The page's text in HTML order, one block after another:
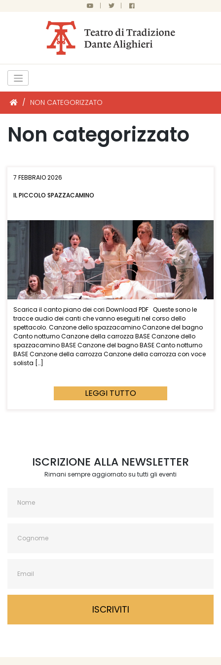
| |
/ NON CATEGORIZZATO
Non categorizzato
7 FEBBRAIO 2026
IL PICCOLO SPAZZACAMINO
Scarica il canto piano dei cori Download PDF Queste sono le
tracce audio dei canti che vanno eseguiti nel corso dello
spettacolo. Canzone dello spazzacamino Canzone del bagno
Canto notturno Canzone della carrozza BASE Canzone dello
spazzacamino BASE Canzone del bagno BASE Canto notturno
BASE Canzone della carrozza Canzone della carrozza con voce
solista […]
LEGGI TUTTO
ISCRIZIONE ALLA NEWSLETTER
Rimani sempre aggiornato su tutti gli eventi